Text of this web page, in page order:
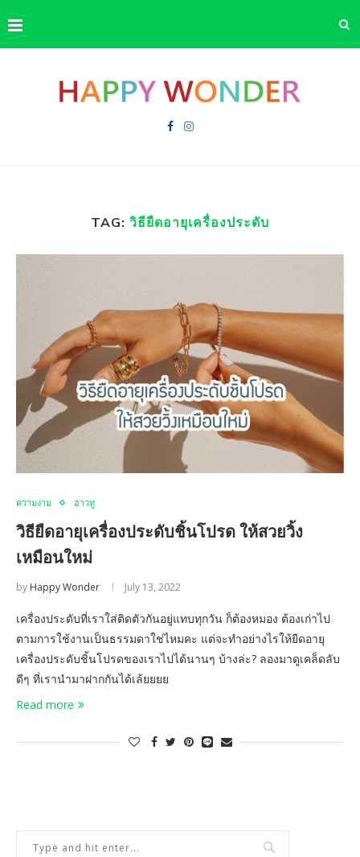
TAG: วิธียืดอายุเครื่องประดับ
ความงาม ฮาวทู
วิธียืดอายุเครื่องประดับชิ้นโปรด ให้สวยวิ้ง
เหมือนใหม่
by Happy Wonder July 13, 2022
เครื่องประดับที่เราใส่ติดตัวกันอยู่แทบทุกวัน ก็ต้องหมอง ต้องเก่าไป
ตามการใช้งานเป็นธรรมดาใช่ไหมคะ แต่จะทำอย่างไรให้ยืดอายุ
เครื่องประดับชิ้นโปรดของเราไปได้นานๆ บ้างล่ะ? ลองมาดูเคล็ดลับ
ดีๆ ที่เรานำมาฝากกันได้เล้ยยยย
Read more